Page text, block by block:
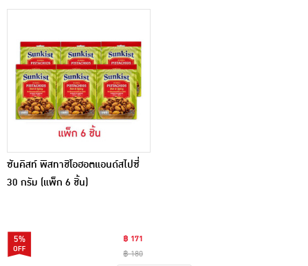
ซันคิสท์ พิสทาชิโอฮอตแอนด์สไปซี่
30 กรัม (แพ็ก 6 ชิ้น)
5%
฿ 171
฿ 180